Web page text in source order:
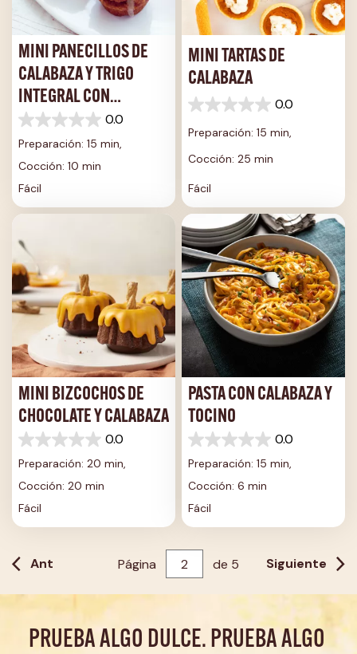
MINI PANECILLOS DE
CALABAZA Y TRIGO
INTEGRAL CON
LLOVIZNA DE NARANJA
0.0
0.0
de
estrellas.
Preparación: 15 min,
Cocción: 10 min
Fácil
MINI TARTAS DE
CALABAZA
0.0
0.0
de
5
estrellas.
Preparación: 15 min,
Cocción: 25 min
Fácil
MINI BIZCOCHOS DE
CHOCOLATE Y CALABAZA
0.0
0.0
de
estrellas.
Preparación: 20 min,
Cocción: 20 min
Fácil
PASTA CON CALABAZA Y
TOCINO
0.0
0.0
de
estrellas.
Preparación: 15 min,
Cocción: 6 min
Fácil
Ant Página de 5 Siguiente
PRUEBA ALGO DULCE. PRUEBA ALGO